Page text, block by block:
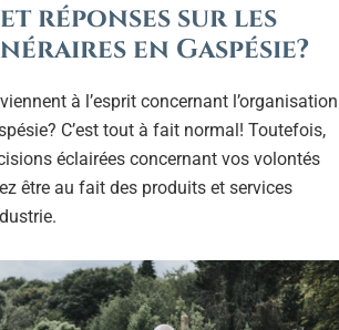
réponses sur les
en Gaspésie?
à l’esprit concernant l’organisation
C’est tout à fait normal! Toutefois,
éclairées concernant vos volontés
être au fait des produits et services